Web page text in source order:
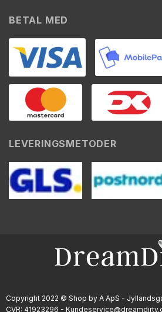
BETAL MED
LEVERINGSMETODER
Copyright 2022 © Shop by A ApS -
CVR: 41923296 -